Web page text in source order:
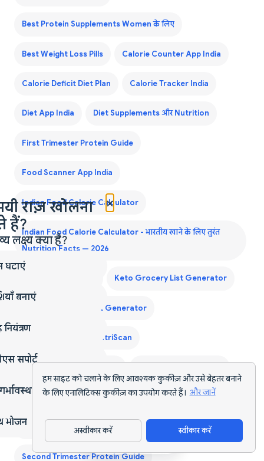
हम साइट को चलाने के लिए आवश्यक कुकीज़ और उसे बेहतर बनाने
के लिए एनालिटिक्स कुकीज़ का उपयोग करते हैं। और जानें
अस्वीकार करें स्वीकार करें
Best Protein Supplements Women के लिए
Best Weight Loss Pills Calorie Counter App India
Calorie Deficit Diet Plan Calorie Tracker India
Diet App India Diet Supplements और Nutrition
First Trimester Protein Guide
Food Scanner App India
Indian Food Calorie Calculator
Indian Food Calorie Calculator - भारतीय खाने के लिए तुरंत
Nutrition Facts — 2026
Keto Grocery List Generator
Monthly Grocery List Generator
Muscle Gain के लिए NutriScan
NutriScan Diabetes के लिए
NutriScan Pregnancy के लिए
NutriScan Weight Loss के लिए Nutrition Tracker India
Second Trimester Protein Guide
ऐप डाउनलोड करें
×
राज़ खोलना
हैं?
लक्ष्य क्या है?
घटाएं
बनाएं
सपोर्ट
भोजन